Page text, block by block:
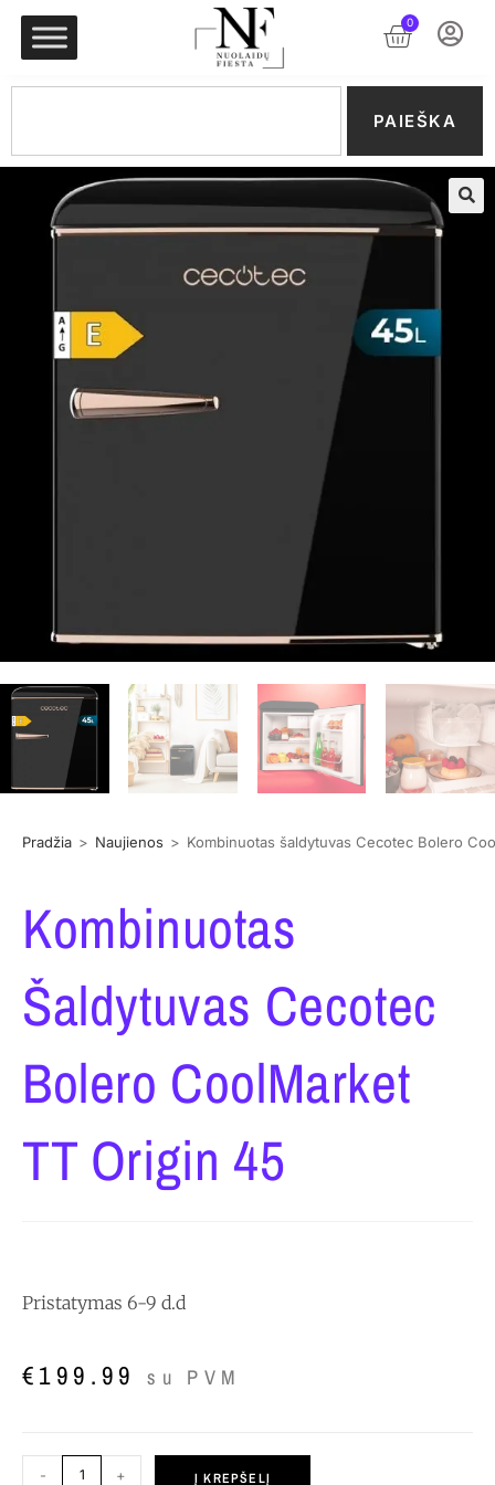
0
PAIEŠKA
Pradžia > Naujienos > Kombinuotas šaldytuvas Cecotec Bolero
Kombinuotas
Šaldytuvas Cecotec
Bolero CoolMarket
TT Origin 45
Pristatymas 6-9 d.d
€199.99 su PVM
- + Į KREPŠELĮ